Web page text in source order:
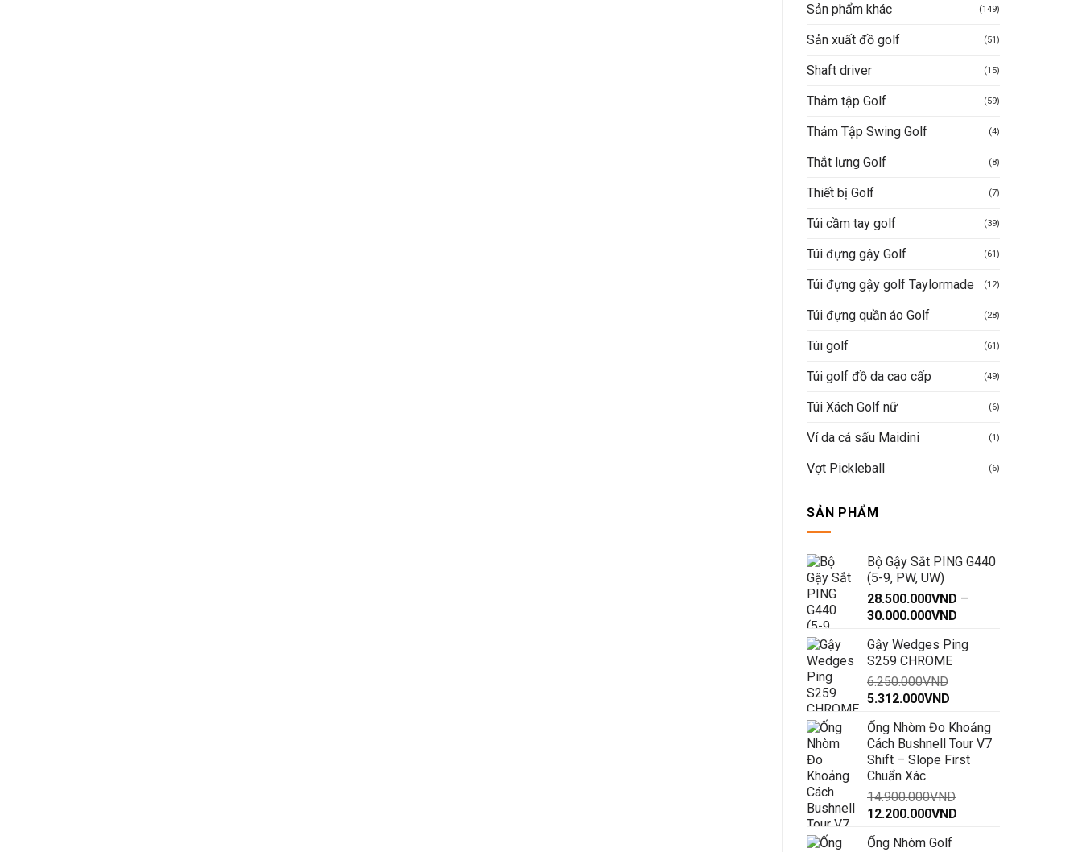
Sản phẩm khác (149)
Sản xuất đồ golf (51)
Shaft driver (15)
Thảm tập Golf (59)
Thảm Tập Swing Golf (4)
Thắt lưng Golf (8)
Thiết bị Golf (7)
Túi cầm tay golf (39)
Túi đựng gậy Golf (61)
Túi đựng gậy golf Taylormade (12)
Túi đựng quần áo Golf (28)
Túi golf (61)
Túi golf đồ da cao cấp (49)
Túi Xách Golf nữ (6)
Ví da cá sấu Maidini (1)
Vợt Pickleball (6)
SẢN PHẨM
Bộ Gậy Sắt PING G440
(5-9, PW, UW)
28.500.000VND –
30.000.000VND
từ
Gậy Wedges Ping
S259 CHROME
6.250.000VND
Giá
là:
6.250.000VND.
5.312.000VND
tại
là:
5.312.000VND.
Ống Nhòm Đo Khoảng
Cách Bushnell Tour V7
Shift – Slope First
Chuẩn Xác
14.900.000VND
Giá
là:
12.200.000VND
Ống Nhòm Golf